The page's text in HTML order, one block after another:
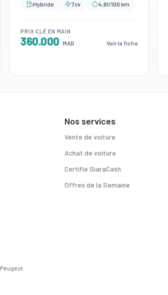
Hybride 7cv 4,6l/100 km
PRIX CLÉ EN MAIN
360.000 MAD Voir la fiche
Nos services
Vente de voiture
Achat de voiture
Certifié SiaraCash
Offres de la Semaine
Peugeot